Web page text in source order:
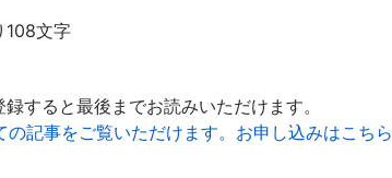
108文字
すると最後までお読みいただけます。
記事をご覧いただけます。お申し込みはこちら